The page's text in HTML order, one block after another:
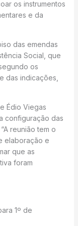
os instrumentos
e da
das emendas
Social, que
os
das indicações,
Édio Viegas
configuração das
reunião tem o
elaboração e
que as
foram
1º de